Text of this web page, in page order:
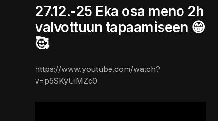
27.12.-25 Eka osa meno 2h
valvottuun tapaamiseen 😁
🥰
https://www.youtube.com/watch?
v=p5SKyUiMZc0